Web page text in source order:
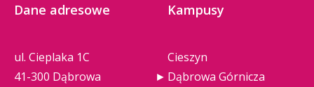
Dane adresowe
ul. Cieplaka 1C
41-300 Dąbrowa
Kampusy
Cieszyn
Dąbrowa Górnicza